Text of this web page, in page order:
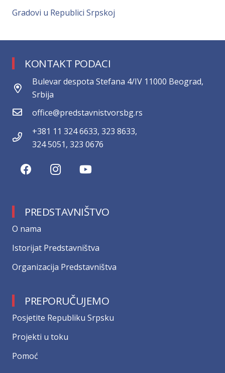
Gradovi u Republici Srpskoj
KONTAKT PODACI
Bulevar despota Stefana 4/IV 11000 Beograd,
Srbija
office@predstavnistvorsbg.rs
+381 11 324 6633, 323 8633,
324 5051, 323 0676
PREDSTAVNIŠTVO
О nama
Istorijat Predstavništva
Organizacija Predstavništva
PREPORUČUJEMO
Posjetite Republiku Srpsku
Projekti u toku
Pomoć